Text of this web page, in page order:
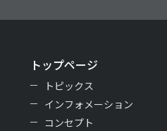
トップページ
トピックス
インフォメーション
コンセプト